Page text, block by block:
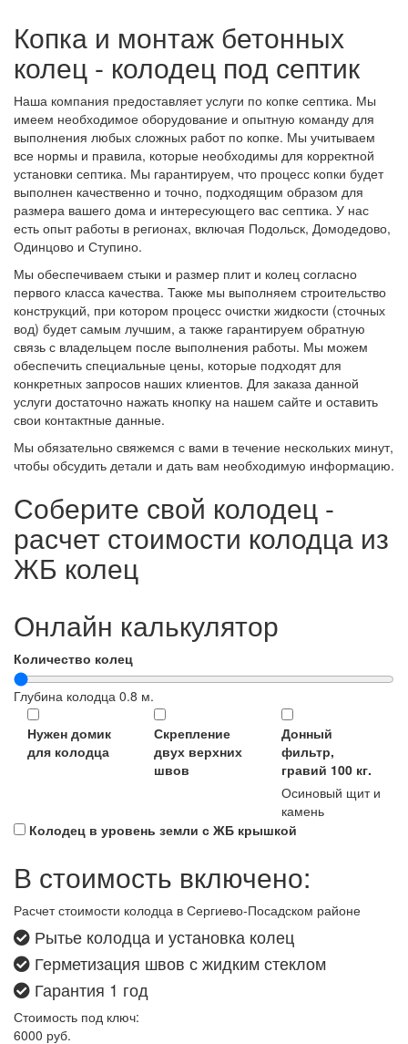
Копка и монтаж бетонных
колец - колодец под септик
Наша компания предоставляет услуги по копке септика. Мы
имеем необходимое оборудование и опытную команду для
выполнения любых сложных работ по копке. Мы учитываем
все нормы и правила, которые необходимы для корректной
установки септика. Мы гарантируем, что процесс копки будет
выполнен качественно и точно, подходящим образом для
размера вашего дома и интересующего вас септика. У нас
есть опыт работы в регионах, включая Подольск, Домодедово,
Одинцово и Ступино.
Мы обеспечиваем стыки и размер плит и колец согласно
первого класса качества. Также мы выполняем строительство
конструкций, при котором процесс очистки жидкости (сточных
вод) будет самым лучшим, а также гарантируем обратную
связь с владельцем после выполнения работы. Мы можем
обеспечить специальные цены, которые подходят для
конкретных запросов наших клиентов. Для заказа данной
услуги достаточно нажать кнопку на нашем сайте и оставить
свои контактные данные.
Мы обязательно свяжемся с вами в течение нескольких минут,
чтобы обсудить детали и дать вам необходимую информацию.
Соберите свой колодец -
расчет стоимости колодца из
ЖБ колец
Онлайн калькулятор
Количество колец
Глубина колодца 0.8 м.
Нужен домик
для колодца
Скрепление
двух верхних
швов
Донный
фильтр,
гравий 100 кг.
Осиновый щит и
камень
Колодец в уровень земли с ЖБ крышкой
В стоимость включено:
Расчет стоимости колодца в Сергиево-Посадском районе
Рытье колодца и установка колец
Герметизация швов с жидким стеклом
Гарантия 1 год
Стоимость под ключ:
6000 руб.